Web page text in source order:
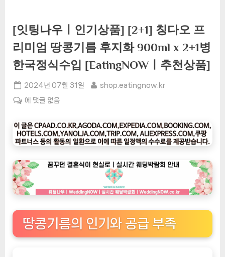
[잇팅나우ㅣ인기상품] [2+1] 칭다오 프
리미엄 땅콩기름 후지화 900ml x 2+1병
한국정식수입 [EatingNOWㅣ추천상품]
Posted
on
2024년 07월 31일 By
shop.eatingnow.kr
[잇
나
우
ㅣ
인
기
상
품]
칭
다
에 댓글 없음
땅콩기름의 인기와 공급 부족